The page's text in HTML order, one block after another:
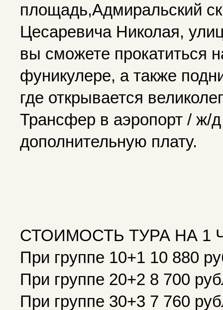
площадь,Адмиральский
Цесаревича Николая,
вы сможете прокатиться
фуникулере, а также
где открывается
Трансфер в аэропорт / ж/
дополнительную плату.
СТОИМОСТЬ ТУРА НА 1
При группе 10+1 10 880
При группе 20+2 8 700
При группе 30+3 7 760